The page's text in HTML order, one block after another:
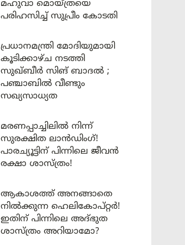
മഹുവാ മൊയ്ത്രയെ
പരിഹസിച്ച് സുപ്രീം കോടതി
പ്രധാനമന്ത്രി മോദിയുമായി
കൂടിക്കാഴ്ച നടത്തി
സുഖ്ബീർ സിങ് ബാദൽ ;
പഞ്ചാബിൽ വീണ്ടും
സഖ്യസാധ്യത
മരണപ്പാച്ചിലിൽ നിന്ന്
സുരക്ഷിത ലാൻഡിംഗ്!
പാരച്യൂട്ടിന് പിന്നിലെ ജീവൻ
രക്ഷാ ശാസ്ത്രം!
ആകാശത്ത് അനങ്ങാതെ
നില്‍ക്കുന്ന ഹെലികോപ്റ്റര്‍!
ഇതിന് പിന്നിലെ അദ്ഭുത
ശാസ്ത്രം അറിയാമോ?